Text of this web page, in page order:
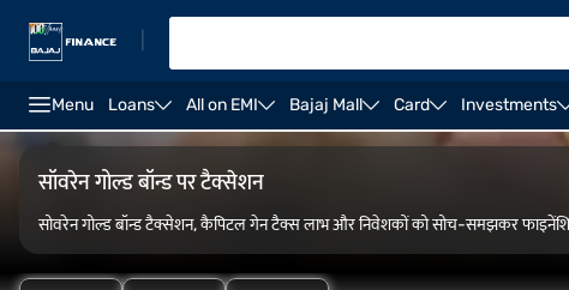
Menu Loans All on EMI Bajaj Mall Card Investments
कैलकुलेटर FAQ
सॉवरेन गोल्ड बॉन्ड पर टैक्सेशन
सोवरेन गोल्ड बॉन्ड टैक्सेशन, कैपिटल गेन टैक्स लाभ और निवेशकों को सोच-समझकर